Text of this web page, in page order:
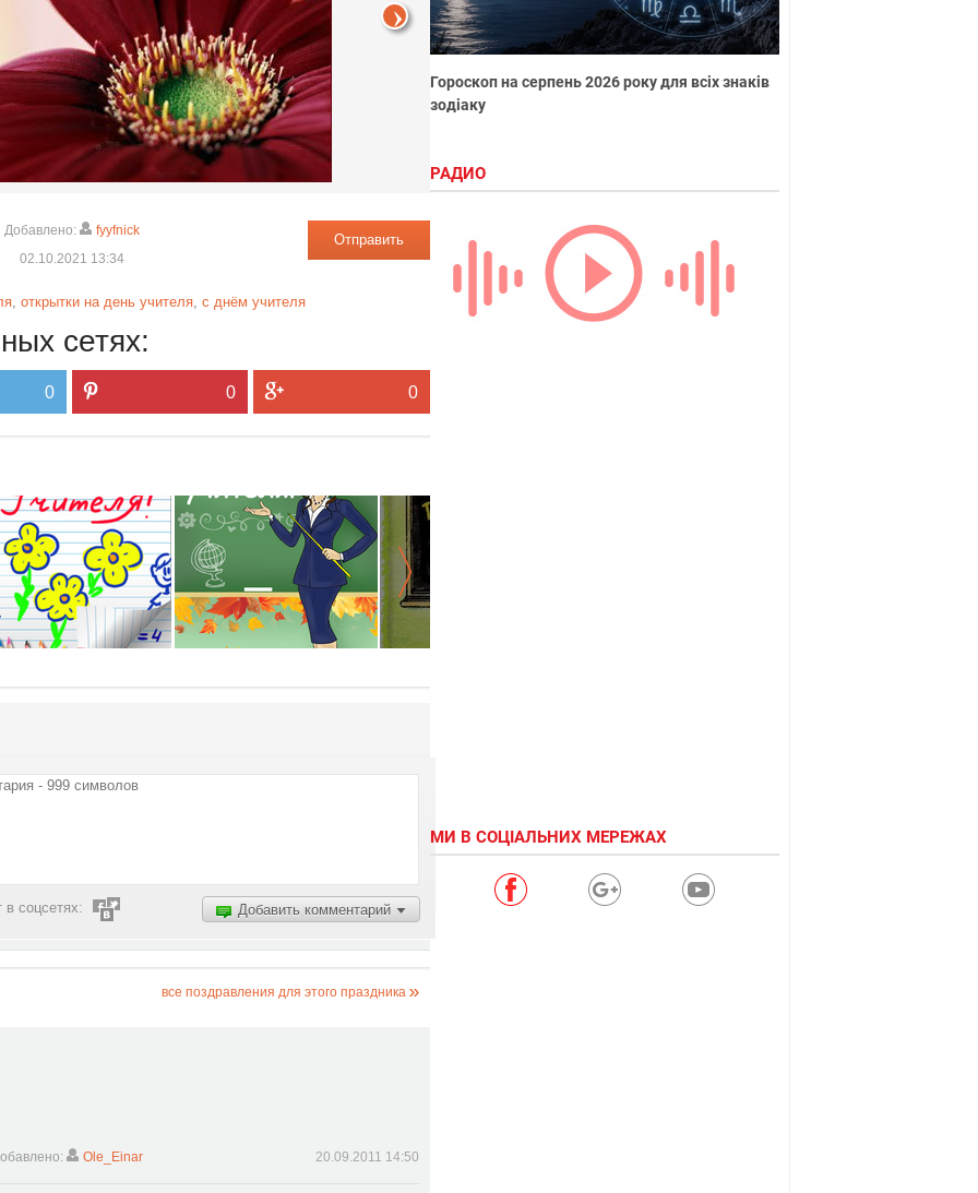
Отправить
Добавлено:
fyyfnick
02.10.2021 13:34
, открытки на день учителя, с днём учителя
сетях:
0 0 0
Добавить комментарий
в соцсетях:
все поздравления для этого праздника
Ole_Einar 20.09.2011 14:50
Гороскоп на серпень 2026 року для всіх знаків
зодіаку
РАДИО
МИ В СОЦІАЛЬНИХ МЕРЕЖАХ